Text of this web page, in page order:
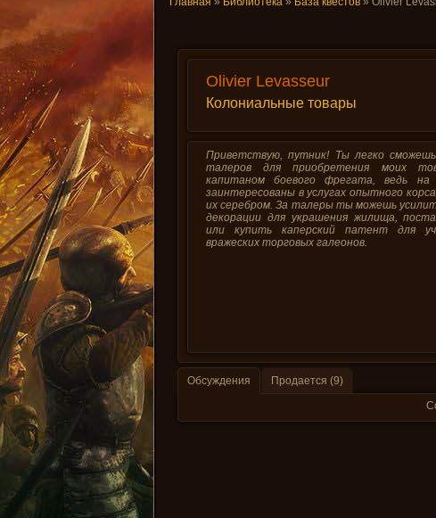
Olivier Levasseur
Колониальные товары
Приветствую, путник! Ты легко
талеров для приобретения моих
капитаном боевого фрегата, ведь
заинтересованы в услугах опытного
их серебром. За талеры ты можешь
декорации для украшения жилища,
или купить каперский патент для
вражеских торговых галеонов.
Обсуждения
Продается (9)